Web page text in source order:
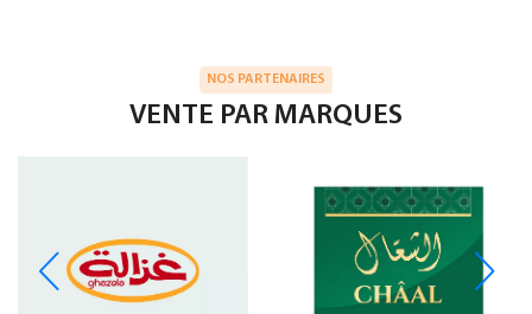
NOS PARTENAIRES
VENTE PAR MARQUES